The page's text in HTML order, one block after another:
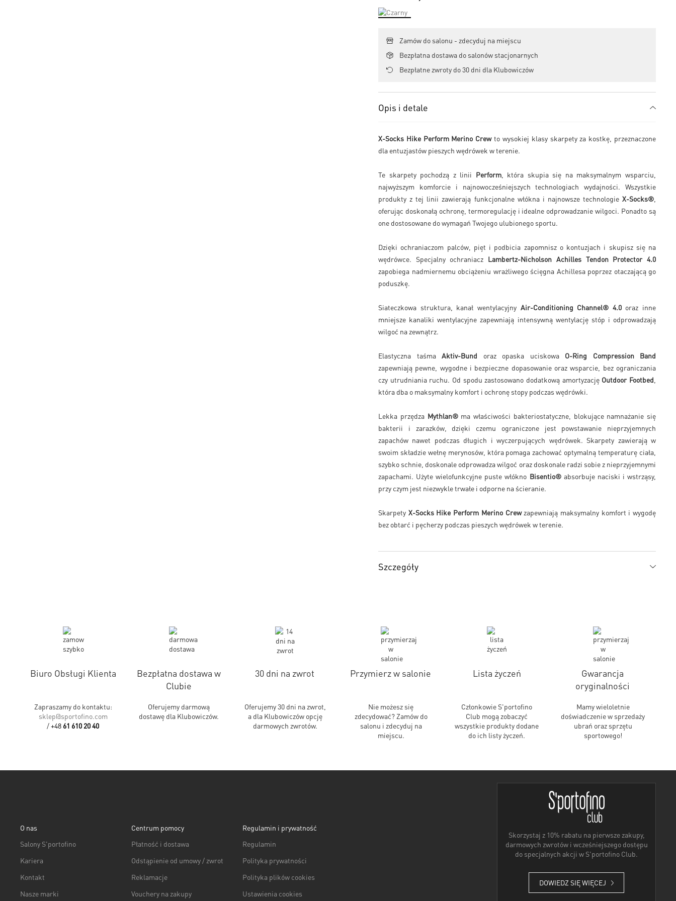
Zamów do salonu - zdecyduj na miejscu
Bezpłatna dostawa do salonów stacjonarnych
Bezpłatne zwroty do 30 dni dla Klubowiczów
Opis i detale
X-Socks Hike Perform Merino Crewto wysokiej klasy skarpety za kostkę, przeznaczone
dla entuzjastów pieszych wędrówek w terenie.
Te skarpety pochodzą z linii Perform, która skupia się na maksymalnym wsparciu,
najwyższym komforcie i najnowocześniejszych technologiach wydajności. Wszystkie
produkty z tej linii zawierają funkcjonalne włókna i najnowsze technologie X-Socks®
oferując doskonałą ochronę, termoregulację i idealne odprowadzanie wilgoci. Ponadto są
one dostosowane do wymagań Twojego ulubionego sportu.
Dzięki ochraniaczom palców, pięt i podbicia zapomnisz o kontuzjach i skupisz się na
wędrówce. Specjalny ochraniacz Lambertz-Nicholson Achilles Tendon Protector 4.0
zapobiega nadmiernemu obciążeniu wrażliwego ścięgna Achillesa poprzez otaczającą go
poduszkę.
Siateczkowa struktura, kanał wentylacyjny Air-Conditioning Channel® 4.0oraz inne
mniejsze kanaliki wentylacyjne zapewniają intensywną wentylację stóp i odprowadzają
wilgoć na zewnątrz.
Elastyczna taśma Aktiv-Bund oraz opaska uciskowa O-Ring Compression Band
zapewniają pewne, wygodne i bezpieczne dopasowanie oraz wsparcie, bez ograniczania
czy utrudniania ruchu. Od spodu zastosowano dodatkową amortyzację Outdoor Footbed
która dba o maksymalny komfort i ochronę stopy podczas wędrówki.
Lekka przędza Mythlan®ma właściwości bakteriostatyczne, blokujące namnażanie się
bakterii i zarazków, dzięki czemu ograniczone jest powstawanie nieprzyjemnych
zapachów nawet podczas długich i wyczerpujących wędrówek. Skarpety zawierają w
swoim składzie wełnę merynosów, która pomaga zachować optymalną temperaturę ciała,
szybko schnie, doskonale odprowadza wilgoć oraz doskonale radzi sobie z nieprzyjemnymi
zapachami. Użyte wielofunkcyjne puste włókno Bisentio®absorbuje naciski i wstrząsy,
przy czym jest niezwykle trwałe i odporne na ścieranie.
Skarpety X-Socks Hike Perform Merino Crewzapewniają maksymalny komfort i wygodę
bez obtarć i pęcherzy podczas pieszych wędrówek w terenie.
Szczegóły
Biuro Obsługi Klienta
Zapraszamy do kontaktu:
sklep@sportofino.com
/+48 61 610 20 40
Bezpłatna dostawa w
Clubie
Oferujemy darmową
dostawę dla Klubowiczów.
30 dni na zwrot
Oferujemy 30 dni na zwrot,
a dla Klubowiczów opcję
darmowych zwrotów.
Przymierz w salonie
Nie możesz się
zdecydować? Zamów do
salonu i zdecyduj na
miejscu.
Lista życzeń
Członkowie S'portofino
Club mogą zobaczyć
wszystkie produkty dodane
do ich listy życzeń.
Gwarancja
oryginalności
Mamy wieloletnie
doświadczenie w sprzedaży
ubrań oraz sprzętu
sportowego!
Skorzystaj z 10% rabatu na pierwsze zakupy,
darmowych zwrotów i wcześniejszego dostępu
do specjalnych akcji w S'portofino Club.
DOWIEDZ SIĘ WIĘCEJ
O nas
Salony S'portofino
Kariera
Kontakt
Nasze marki
Centrum pomocy
Płatność i dostawa
Odstąpienie od umowy / zwrot
Reklamacje
Vouchery na zakupy
Regulamin i prywatność
Regulamin
Polityka prywatności
Polityka plików cookies
Ustawienia cookies